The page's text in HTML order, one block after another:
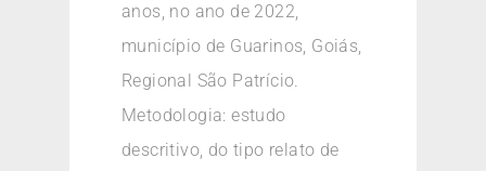
anos, no ano de 2022,
município de Guarinos, Goiás,
Regional São Patrício.
Metodologia: estudo
descritivo, do tipo relato de